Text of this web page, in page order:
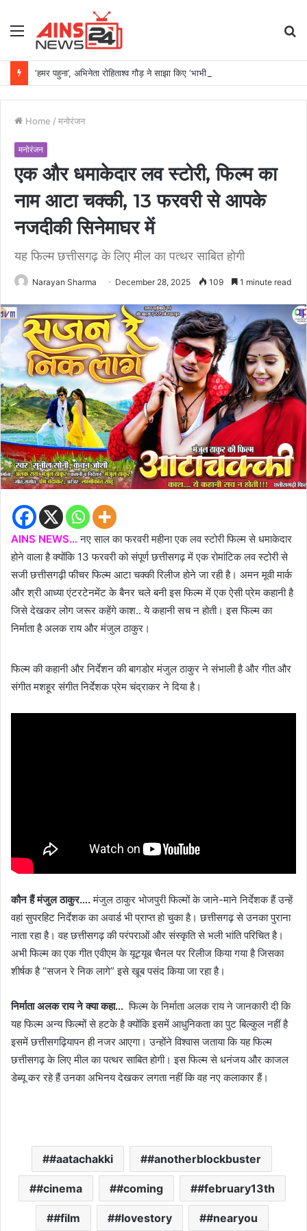
Menu
Home / मनोरंजन
मनोरंजन
एक और धमाकेदार लव स्टोरी, फिल्म का
नाम आटा चक्की, 13 फरवरी से आपके
नजदीकी सिनेमाघर में
यह फिल्म छत्तीसगढ़ के लिए मील का पत्थर साबित होगी
Narayan Sharma December 28, 2025 109 1 minute read
AINS NEWS… नए साल का फरवरी महीना एक लव स्टोरी फिल्म से धमाकेदार
होने वाला है क्योंकि 13 फरवरी को संपूर्ण छत्तीसगढ़ में एक रोमांटिक लव स्टोरी से
सजी छत्तीसगढ़ी फीचर फिल्म आटा चक्की रिलीज होने जा रही है। अमन मूवी मार्क
और श्री आध्या एंटरटेनमेंट के बैनर चले बनी इस फिल्म में एक ऐसी प्रेम कहानी है
जिसे देखकर लोग जरूर कहेंगे काश.. ये कहानी सच न होती। इस फिल्म का
निर्माता है अलक राय और मंजुल ठाकुर।
फिल्म की कहानी और निर्देशन की बागडोर मंजुल ठाकुर ने संभाली है और गीत और
संगीत मशहूर संगीत निर्देशक प्रेम चंद्राकर ने दिया है।
कौन हैं मंजुल ठाकुर….मंजुल ठाकुर भोजपुरी फिल्मों के जाने-माने निर्देशक हैं उन्हें
वहां सुपरहिट निर्देशक का अवार्ड भी प्राप्त हो चुका है। छत्तीसगढ़ से उनका पुराना
नाता रहा है। वह छत्तीसगढ़ की परंपराओं और संस्कृति से भली भांति परिचित है।
अभी फिल्म का एक गीत एवीएम के यूट्यूब चैनल पर रिलीज किया गया है जिसका
शीर्षक है “सजन रे निक लागे” इसे खूब पसंद किया जा रहा है।
निर्माता अलक राय ने क्या कहा… फिल्म के निर्माता अलक राय ने जानकारी दी कि
यह फिल्म अन्य फिल्मों से हटके है क्योंकि इसमें आधुनिकता का पुट बिल्कुल नहीं है
इसमें छत्तीसगढ़ियापन ही नजर आएगा। उन्होंने विश्वास जताया कि यह फिल्म
छत्तीसगढ़ के लिए मील का पत्थर साबित होगी। इस फिल्म से धनंजय और काजल
डेब्यू कर रहे हैं उनका अभिनय देखकर लगता नहीं कि वह नए कलाकार हैं।
#aatachakki #anotherblockbuster
#cinema #coming #february13th
#film #lovestory #nearyou